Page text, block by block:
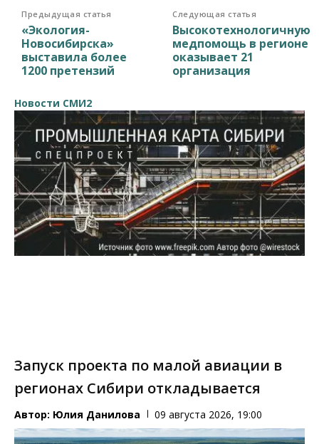
Предыдущая статья
«Экология-
Новосибирска»
выставила более
1200 претензий
Следующая статья
Высокотехнологичную
медпомощь в регионе
оказывает 21
организация
Новости СМИ2
Запуск проекта по малой авиации в
регионах Сибири откладывается
Автор: Юлия Данилова 09 августа 2026, 19:00